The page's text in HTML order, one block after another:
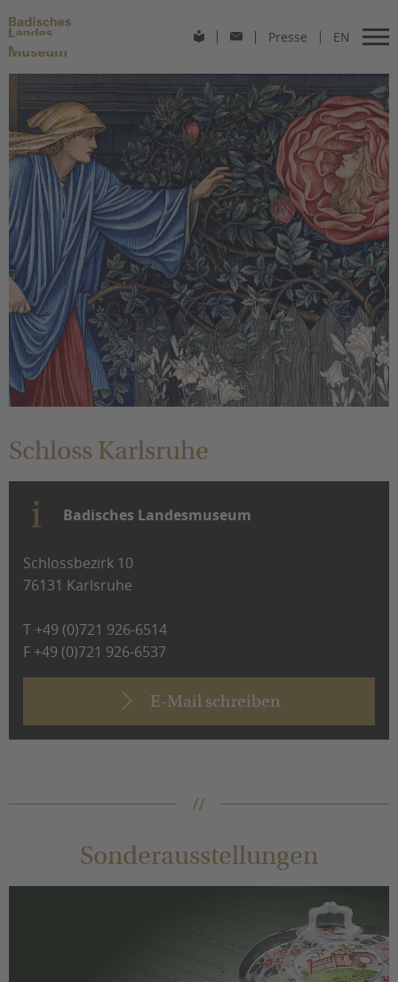
Presse EN
Sie befinden sich hier:
Schloss Karlsruhe
Badisches Landesmuseum
Schlossbezirk 10
76131 Karlsruhe
T +49 (0)721 926-6514
F +49 (0)721 926-6537
E-Mail schreiben
Sonderausstellungen